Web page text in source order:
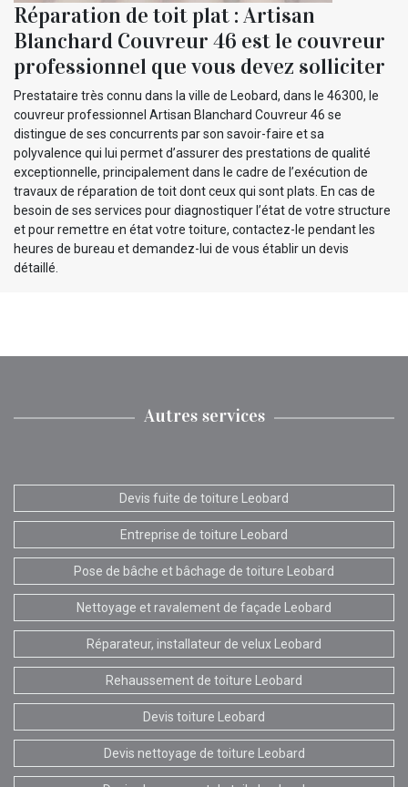
Réparation de toit plat : Artisan
Blanchard Couvreur 46 est le couvreur
professionnel que vous devez solliciter
Prestataire très connu dans la ville de Leobard, dans le 46300, le
couvreur professionnel Artisan Blanchard Couvreur 46 se
distingue de ses concurrents par son savoir-faire et sa
polyvalence qui lui permet d’assurer des prestations de qualité
exceptionnelle, principalement dans le cadre de l’exécution de
travaux de réparation de toit dont ceux qui sont plats. En cas de
besoin de ses services pour diagnostiquer l’état de votre structure
et pour remettre en état votre toiture, contactez-le pendant les
heures de bureau et demandez-lui de vous établir un devis
détaillé.
Autres services
Devis fuite de toiture Leobard
Entreprise de toiture Leobard
Pose de bâche et bâchage de toiture Leobard
Nettoyage et ravalement de façade Leobard
Réparateur, installateur de velux Leobard
Rehaussement de toiture Leobard
Devis toiture Leobard
Devis nettoyage de toiture Leobard